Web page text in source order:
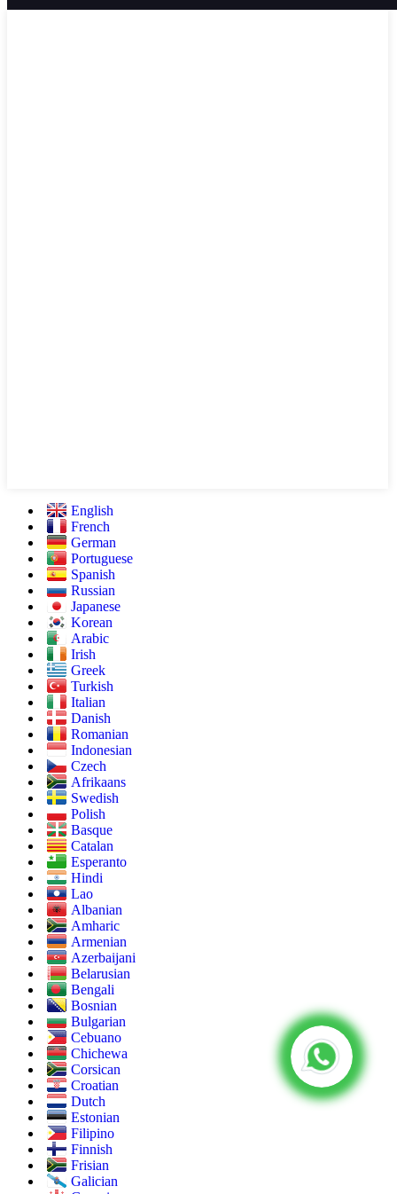
English
French
German
Portuguese
Spanish
Russian
Japanese
Korean
Arabic
Irish
Greek
Turkish
Italian
Danish
Romanian
Indonesian
Czech
Afrikaans
Swedish
Polish
Basque
Catalan
Esperanto
Hindi
Lao
Albanian
Amharic
Armenian
Azerbaijani
Belarusian
Bengali
Bosnian
Bulgarian
Cebuano
Chichewa
Corsican
Croatian
Dutch
Estonian
Filipino
Finnish
Frisian
Galician